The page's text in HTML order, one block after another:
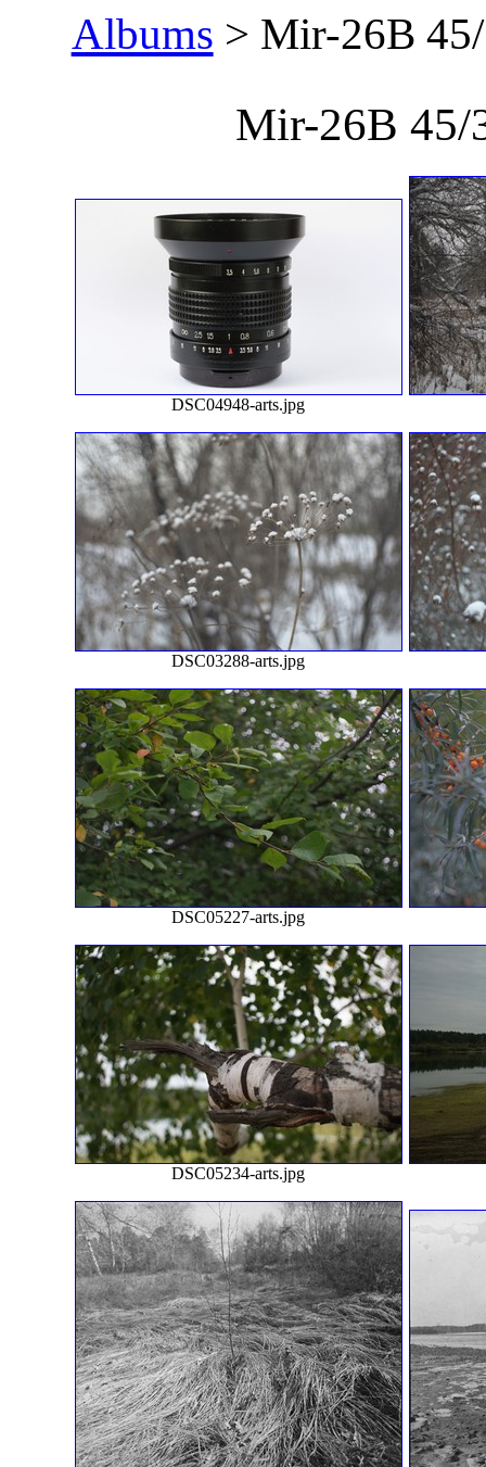
Albums > Mir-26B
Mir-26B 45/
DSC04948-arts.jpg
DSC03288-arts.jpg
DSC05227-arts.jpg
DSC05234-arts.jpg